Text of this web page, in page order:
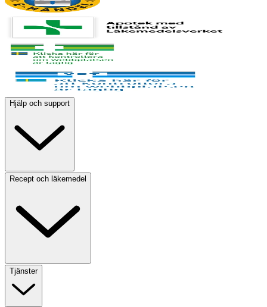
Hjälp och support
Recept och läkemedel
Tjänster